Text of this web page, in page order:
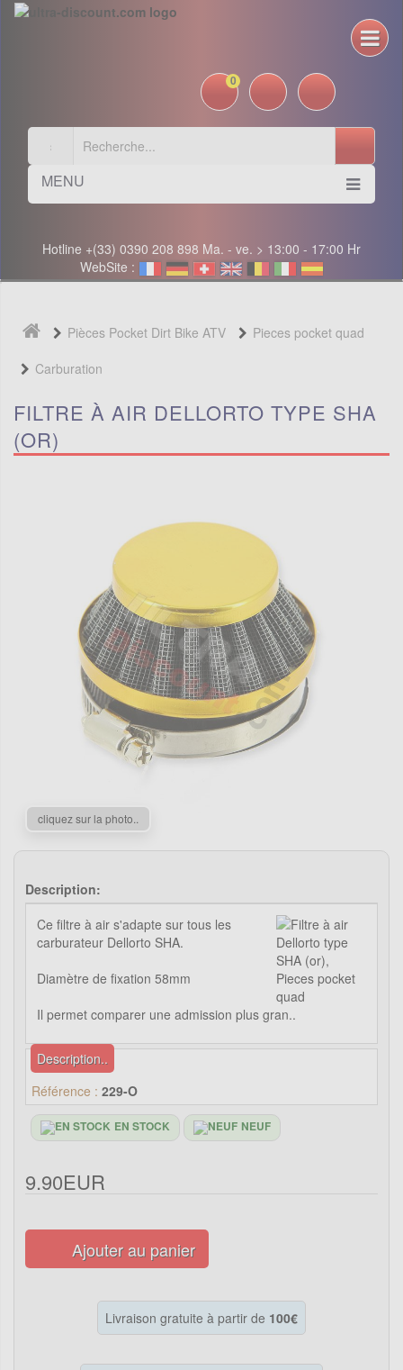
0
MENU
Hotline +(33) 0390 208 898 Ma. - ve. > 13:00 - 17:00 Hr
WebSite :
Pièces Pocket Dirt Bike ATV
Pieces pocket quad
Carburation
FILTRE À AIR DELLORTO TYPE SHA
(OR)
cliquez sur la photo..
Description:
Ce filtre à air s'adapte sur tous les
carburateur Dellorto SHA.
Diamètre de fixation 58mm
Il permet comparer une admission plus gran..
Description..
Référence : 229-O
EN STOCK NEUF
9.90EUR
Ajouter au panier
Livraison gratuite à partir de 100€